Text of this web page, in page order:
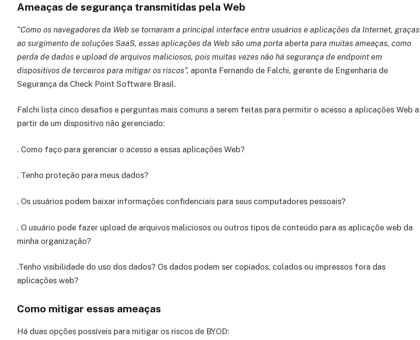
Ameaças de segurança transmitidas pela Web
“Como os navegadores da Web se tornaram a principal interface entre usuários e aplicações da Internet, graças
ao surgimento de soluções SaaS, essas aplicações da Web são uma porta aberta para muitas ameaças, como
perda de dados e upload de arquivos maliciosos, pois muitas vezes não há segurança de endpoint em
dispositivos de terceiros para mitigar os riscos”, aponta Fernando de Falchi, gerente de Engenharia de
Segurança da Check Point Software Brasil.
Falchi lista cinco desafios e perguntas mais comuns a serem feitas para permitir o acesso a aplicações Web a
partir de um dispositivo não gerenciado:
. Como faço para gerenciar o acesso a essas aplicações Web?
. Tenho proteção para meus dados?
. Os usuários podem baixar informações confidenciais para seus computadores pessoais?
. O usuário pode fazer upload de arquivos maliciosos ou outros tipos de conteúdo para as aplicaçõe web da
minha organização?
.Tenho visibilidade do uso dos dados? Os dados podem ser copiados, colados ou impressos fora das
aplicações web?
Como mitigar essas ameaças
Há duas opções possíveis para mitigar os riscos de BYOD: